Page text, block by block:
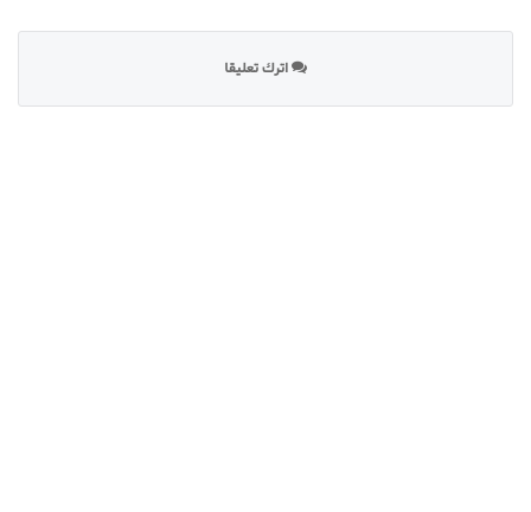
اترك تعليقا